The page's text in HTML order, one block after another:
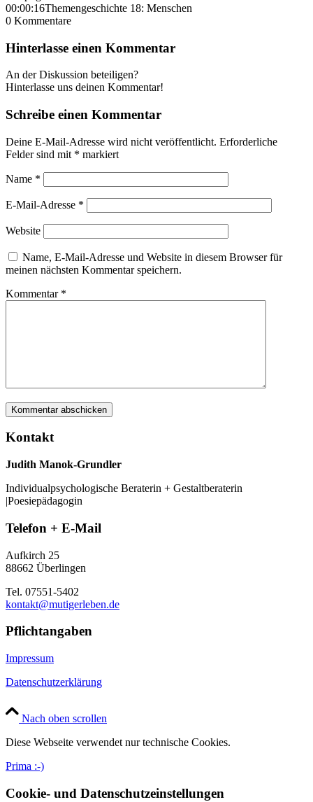
00:00:16Themengeschichte 18: Menschen
0 Kommentare
Hinterlasse einen Kommentar
An der Diskussion beteiligen?
Hinterlasse uns deinen Kommentar!
Schreibe einen Kommentar
Deine E-Mail-Adresse wird nicht veröffentlicht. Erforderliche
Felder sind mit * markiert
Name *
E-Mail-Adresse *
Website
Name, E-Mail-Adresse und Website in diesem Browser für
meinen nächsten Kommentar speichern.
Kommentar *
Kontakt
Judith Manok-Grundler
Individualpsychologische Beraterin + Gestaltberaterin
|Poesiepädagogin
Telefon + E-Mail
Aufkirch 25
88662 Überlingen
Tel. 07551-5402
kontakt@mutigerleben.de
Pflichtangaben
Impressum
Datenschutzerklärung
Nach oben scrollen
Diese Webseite verwendet nur technische Cookies.
Prima :-)
Cookie- und Datenschutzeinstellungen